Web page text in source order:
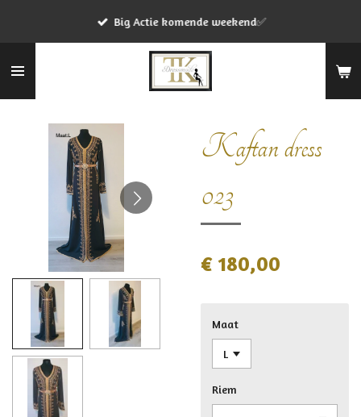
de
Big Actie komende weekend✅
Kaftan dress
023
€ 180,00
Maat
Riem